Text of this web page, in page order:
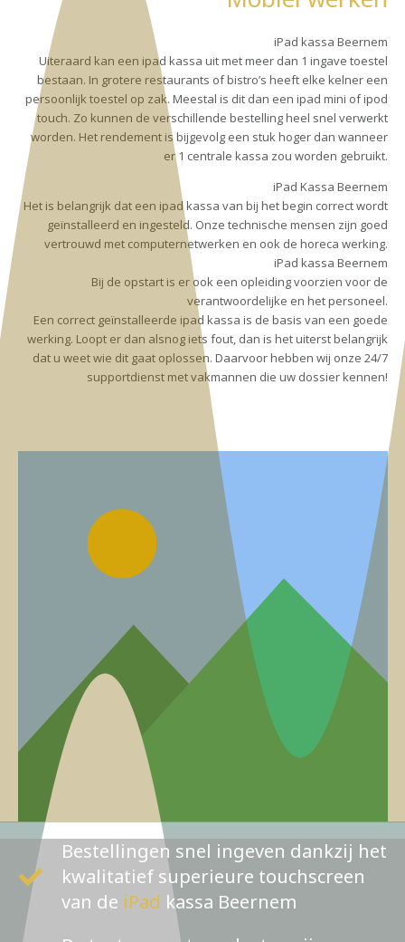
iPad kassa Beernem
Uiteraard kan een ipad kassa uit met meer dan 1 ingave toestel
bestaan. In grotere restaurants of bistro’s heeft elke kelner een
persoonlijk toestel op zak. Meestal is dit dan een ipad mini of ipod
touch. Zo kunnen de verschillende bestelling heel snel verwerkt
worden. Het rendement is bijgevolg een stuk hoger dan wanneer
er 1 centrale kassa zou worden gebruikt.
iPad Kassa Beernem
Het is belangrijk dat een ipad kassa van bij het begin correct wordt
geïnstalleerd en ingesteld. Onze technische mensen zijn goed
vertrouwd met computernetwerken en ook de horeca werking.
iPad kassa Beernem
Bij de opstart is er ook een opleiding voorzien voor de
verantwoordelijke en het personeel.
Een correct geïnstalleerde ipad kassa is de basis van een goede
werking. Loopt er dan alsnog iets fout, dan is het uiterst belangrijk
dat u weet wie dit gaat oplossen. Daarvoor hebben wij onze 24/7
supportdienst met vakmannen die uw dossier kennen!
Bestellingen snel ingeven dankzij het
kwalitatief superieure touchscreen
van de iPad kassa Beernem